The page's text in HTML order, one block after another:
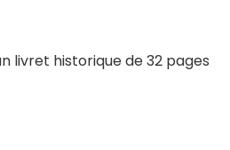
historique de 32 pages